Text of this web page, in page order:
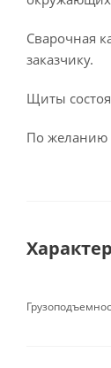
Сварочная
заказчику.
Щиты
По желанию